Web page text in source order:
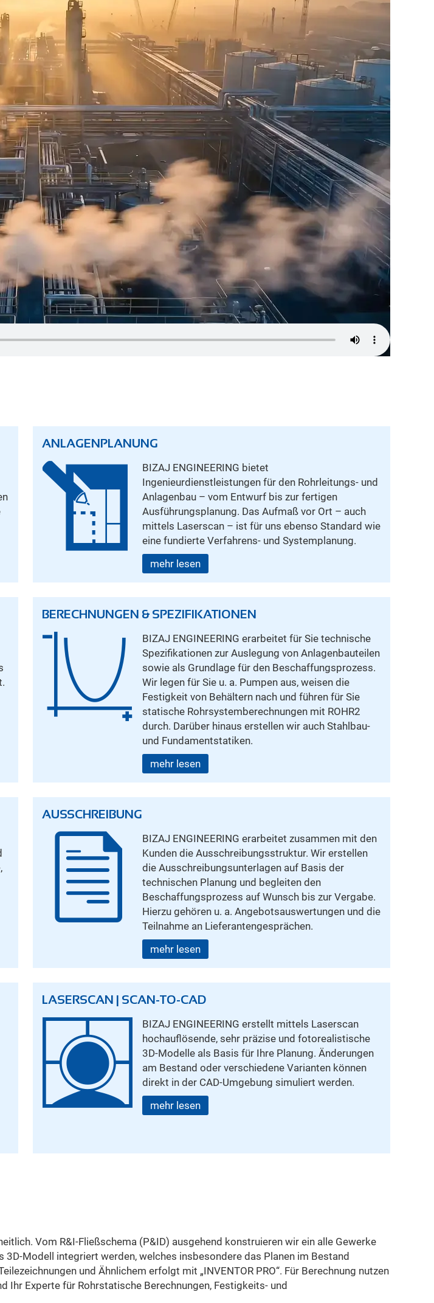
ANLAGENPLANUNG
BIZAJ ENGINEERING bietet
Ingenieurdienstleistungen für den Rohrleitungs- und
Anlagenbau – vom Entwurf bis zur fertigen
Ausführungsplanung. Das Aufmaß vor Ort – auch
mittels Laserscan – ist für uns ebenso Standard wie
eine fundierte Verfahrens- und Systemplanung.
mehr lesen
BERECHNUNGEN & SPEZIFIKATIONEN
BIZAJ ENGINEERING erarbeitet für Sie technische
Spezifikationen zur Auslegung von Anlagenbauteilen
sowie als Grundlage für den Beschaffungsprozess.
Wir legen für Sie u. a. Pumpen aus, weisen die
Festigkeit von Behältern nach und führen für Sie
statische Rohrsystemberechnungen mit ROHR2
durch. Darüber hinaus erstellen wir auch Stahlbau-
und Fundamentstatiken.
mehr lesen
AUSSCHREIBUNG
BIZAJ ENGINEERING erarbeitet zusammen mit den
Kunden die Ausschreibungsstruktur. Wir erstellen
die Ausschreibungsunterlagen auf Basis der
technischen Planung und begleiten den
Beschaffungsprozess auf Wunsch bis zur Vergabe.
Hierzu gehören u. a. Angebotsauswertungen und die
Teilnahme an Lieferantengesprächen.
mehr lesen
LASERSCAN | SCAN-TO-CAD
BIZAJ ENGINEERING erstellt mittels Laserscan
hochauflösende, sehr präzise und fotorealistische
3D-Modelle als Basis für Ihre Planung. Änderungen
am Bestand oder verschiedene Varianten können
direkt in der CAD-Umgebung simuliert werden.
mehr lesen
Vom R&I-Fließschema (P&ID) ausgehend konstruieren wir ein alle Gewerke
Modell integriert werden, welches insbesondere das Planen im Bestand
und Ähnlichem erfolgt mit „INVENTOR PRO“. Für Berechnung nutzen
Ihr Experte für Rohrstatische Berechnungen, Festigkeits- und